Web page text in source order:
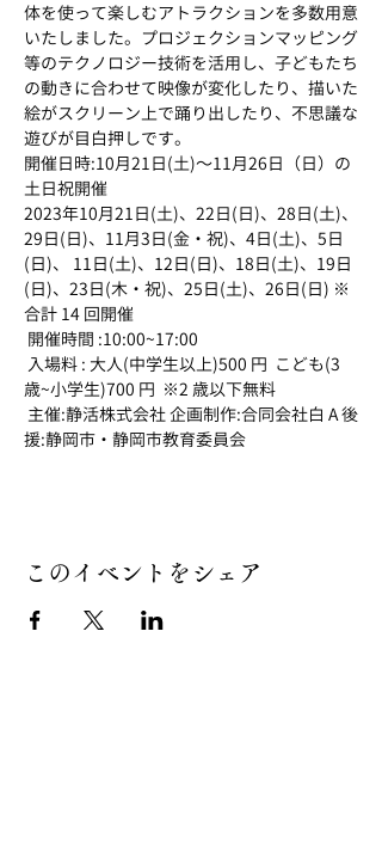
体を使って楽しむアトラクションを多数用意
いたしました。プロジェクションマッピング
等のテクノロジー技術を活用し、子どもたち
の動きに合わせて映像が変化したり、描いた
絵がスクリーン上で踊り出したり、不思議な
遊びが目白押しです。
開催日時:10月21日(土)～11月26日（日）の
土日祝開催
2023年10月21日(土)、22日(日)、28日(土)、
29日(日)、11月3日(金・祝)、4日(土)、5日
(日)、 11日(土)、12日(日)、18日(土)、19日
(日)、23日(木・祝)、25日(土)、26日(日) ※
合計 14 回開催
開催時間 :10:00~17:00
入場料 : 大人(中学生以上)500 円  こども(3
歳~小学生)700 円  ※2 歳以下無料
主催:静活株式会社 企画制作:合同会社白 A 後
援:静岡市・静岡市教育委員会
このイベントをシェア